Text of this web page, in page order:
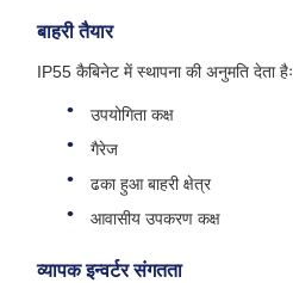
बाहरी तैयार
IP55 कैबिनेट में स्थापना की अनुमति देता हैः
उपयोगिता कक्ष
गैरेज
ढका हुआ बाहरी क्षेत्र
आवासीय उपकरण कक्ष
व्यापक इन्वर्टर संगतता